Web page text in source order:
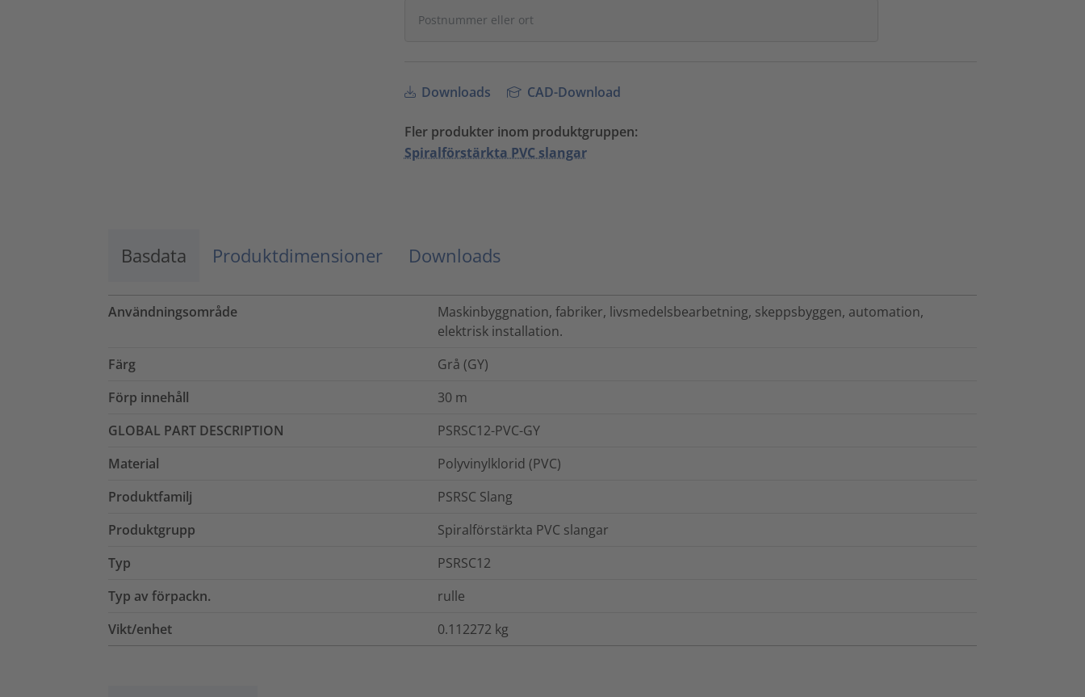
Downloads CAD-Download
Fler produkter inom produktgruppen:
Spiralförstärkta PVC slangar
Basdata Produktdimensioner Downloads
Användningsområde
Maskinbyggnation, fabriker, livsmedelsbearbetning, skeppsbyggen, automation,
elektrisk installation.
Färg
Grå (GY)
Förp innehåll
30 m
GLOBAL PART DESCRIPTION
PSRSC12-PVC-GY
Material
Polyvinylklorid (PVC)
Produktfamilj
PSRSC Slang
Produktgrupp
Spiralförstärkta PVC slangar
Typ
PSRSC12
Typ av förpackn.
rulle
Vikt/enhet
0.112272 kg